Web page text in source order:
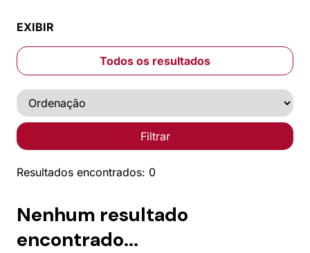
EXIBIR
Todos os resultados
Filtrar
Resultados encontrados: 0
Nenhum resultado
encontrado...